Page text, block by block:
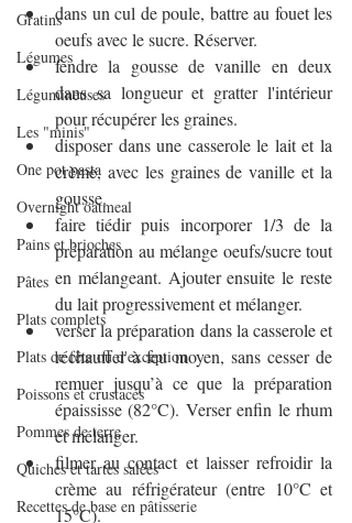
Gratins
Légumes
Légumineuses
Les "minis"
One pot pasta
Overnight oatmeal
Pains et brioches
Pâtes
Plats complets
Plats de fête ou d'exception
Poissons et crustacés
Pommes de terre
Quiches et tartes salées
Recettes de base en pâtisserie
dans un cul de poule, battre au fouet les
oeufs avec le sucre. Réserver.
fendre la gousse de vanille en deux
dans sa longueur et gratter l'intérieur
pour récupérer les graines.
disposer dans une casserole le lait et la
crème, avec les graines de vanille et la
gousse.
faire tiédir puis incorporer 1/3 de la
préparation au mélange oeufs/sucre tout
en mélangeant. Ajouter ensuite le reste
du lait progressivement et mélanger.
verser la préparation dans la casserole et
réchauffer à feu moyen, sans cesser de
remuer jusqu’à ce que la préparation
épaississe (82°C). Verser enfin le rhum
et mélanger.
filmer au contact et laisser refroidir la
crème au réfrigérateur (entre 10°C et
15°C).